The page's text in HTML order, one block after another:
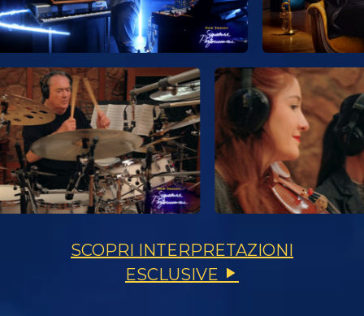
SCOPRI INTERPRETAZIONI
ESCLUSIVE